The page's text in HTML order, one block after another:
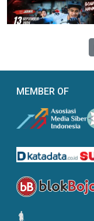
MEMBER OF